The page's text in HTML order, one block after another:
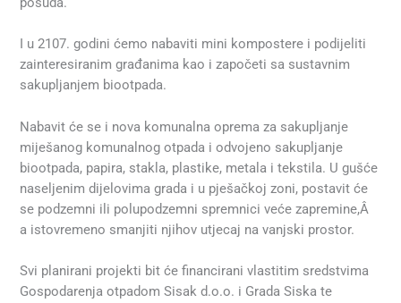
I u 2107. godini ćemo nabaviti mini kompostere i podijeliti
zainteresiranim građanima kao i započeti sa sustavnim
sakupljanjem biootpada.
Nabavit će se i nova komunalna oprema za sakupljanje
miješanog komunalnog otpada i odvojeno sakupljanje
biootpada, papira, stakla, plastike, metala i tekstila. U gušće
naseljenim dijelovima grada i u pješačkoj zoni, postavit će
se podzemni ili polupodzemni spremnici veće zapremine,Â
a istovremeno smanjiti njihov utjecaj na vanjski prostor.
Svi planirani projekti bit će financirani vlastitim sredstvima
Gospodarenja otpadom Sisak d.o.o. i Grada Siska te